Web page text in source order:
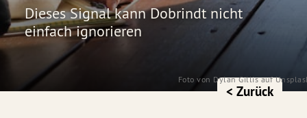
Foto von Dylan Gillis auf
Dieses Signal kann Dobrindt nicht
einfach ignorieren
< Zurück